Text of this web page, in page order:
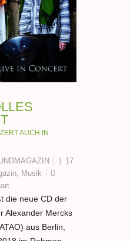
AUCH IN
17.
, Musik
die neue CD der
Alexander Mercks
aus Berlin,